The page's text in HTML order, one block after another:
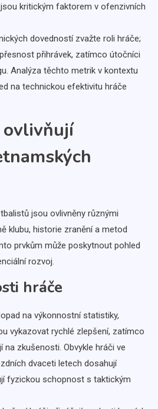
kritickým faktorem v ofenzivních
dovedností zvažte roli hráče;
přihrávek, zatímco útočníci
Analýza těchto metrik v kontextu
na technickou efektivitu hráče
ovlivňují
jsou ovlivněny různými
klubu, historie zranění a metod
prvkům může poskytnout pohled
rozvoj.
hráče
na výkonnostní statistiky,
vykazovat rychlé zlepšení, zatímco
zkušenosti. Obvykle hráči ve
dvaceti letech dosahují
fyzickou schopnost s taktickým